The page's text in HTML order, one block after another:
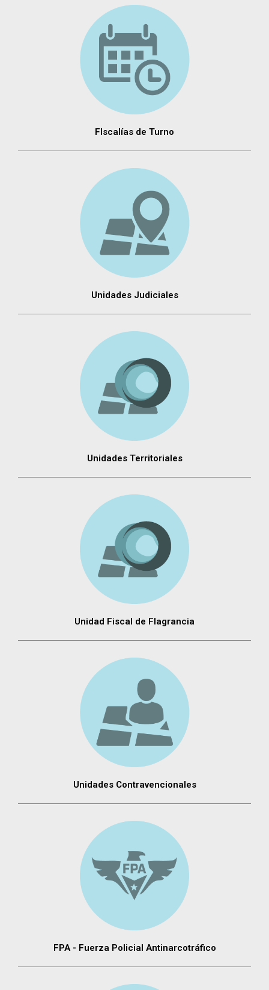
FIscalías de Turno
Unidades Judiciales
Unidades Territoriales
Unidad Fiscal de Flagrancia
Unidades Contravencionales
FPA - Fuerza Policial Antinarcotráfico